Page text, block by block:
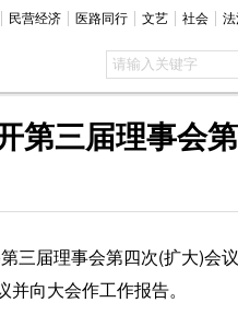
民营经济 医路同行 文艺 社会
第三届理事会
届理事会第四次(扩大)会
向大会作工作报告。